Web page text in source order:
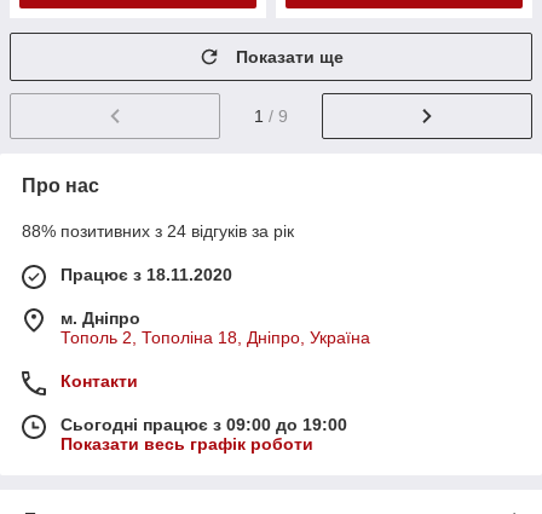
Показати ще
1 / 9
Про нас
88% позитивних з 24 відгуків за рік
Працює з 18.11.2020
м. Дніпро
Тополь 2, Тополіна 18, Дніпро, Україна
Контакти
Сьогодні працює з 09:00 до 19:00
Показати весь графік роботи